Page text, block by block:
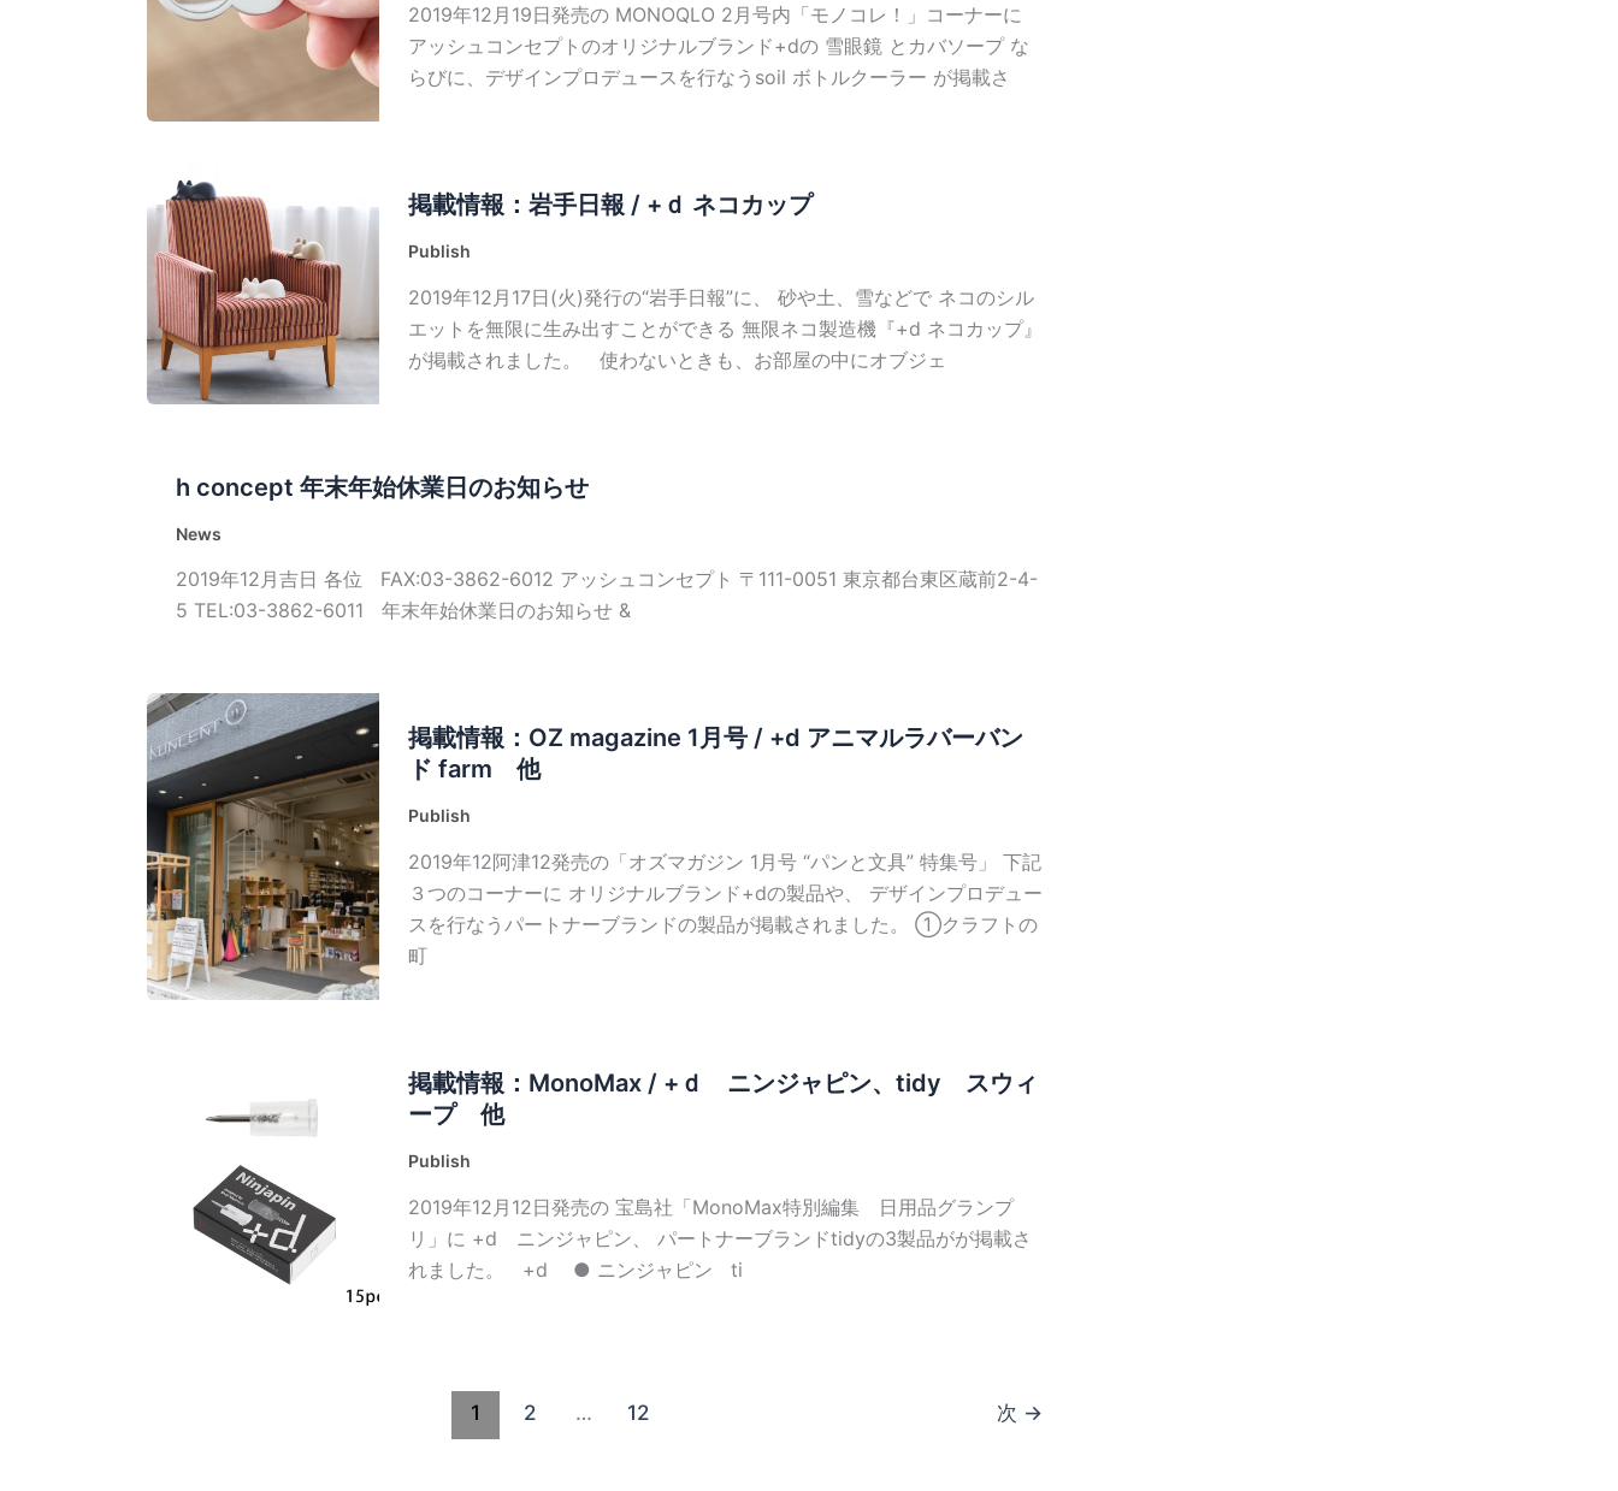
2019年12月19日発売の MONOQLO 2月号内「モノコレ！」コーナーに
アッシュコンセプトのオリジナルブランド+dの 雪眼鏡 とカバソープ な
らびに、デザインプロデュースを行なうsoil ボトルクーラー が掲載さ
掲載情報：岩手日報 / +ｄ ネコカップ
Publish
2019年12月17日(火)発行の“岩手日報”に、 砂や土、雪などで ネコのシル
エットを無限に生み出すことができる 無限ネコ製造機『+d ネコカップ』
が掲載されました。 使わないときも、お部屋の中にオブジェ
h concept 年末年始休業日のお知らせ
News
2019年12月吉日 各位 FAX:03-3862-6012 アッシュコンセプト 〒111-0051 東京都台東区蔵前2-4-
5 TEL:03-3862-6011 年末年始休業日のお知らせ &
掲載情報：OZ magazine 1月号 / +d アニマルラバーバン
ド farm 他
Publish
2019年12阿津12発売の「オズマガジン 1月号 “パンと文具” 特集号」 下記
３つのコーナーに オリジナルブランド+dの製品や、 デザインプロデュー
スを行なうパートナーブランドの製品が掲載されました。 ①クラフトの
町
掲載情報：MonoMax / +ｄ ニンジャピン、tidy スウィ
ープ 他
Publish
2019年12月12日発売の 宝島社「MonoMax特別編集 日用品グランプ
リ」に +d ニンジャピン、 パートナーブランドtidyの3製品がが掲載さ
れました。 +d ● ニンジャピン ti
1 2 … 12 次 →